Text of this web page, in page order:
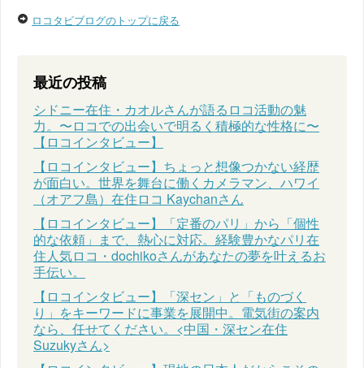
ロコタビブログのトップに戻る
最近の投稿
シドニー在住・カオルさんが語るロコ活動の魅
力。〜ロコでの出会いで明るく積極的な性格に〜
【ロコインタビュー】
【ロコインタビュー】ちょっと想像つかない経歴
が面白い。世界を舞台に働くカメラマン、ハワイ
（オアフ島）在住ロコ Kaychanさん
【ロコインタビュー】「定番のパリ」から「個性
的な依頼」まで、熱心に対応。経験豊かなパリ在
住人気ロコ・dochikoさんがあなたの夢を叶えるお
手伝い。
【ロコインタビュー】「深セン」と「ものづく
り」をキーワードに事業を展開中。電気街の案内
なら、任せてください。<中国・深セン在住
Suzukyさん>